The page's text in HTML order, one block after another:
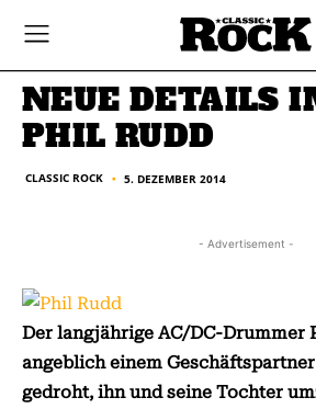
CLASSIC ROCK - 5.
NEUE DETAILS
PHIL RUDD
CLASSIC ROCK ■ 5. DEZEMBER 2014
- Advertisement -
Der langjährige AC/DC-Drummer
angeblich einem
gedroht, ihn und seine Tochter